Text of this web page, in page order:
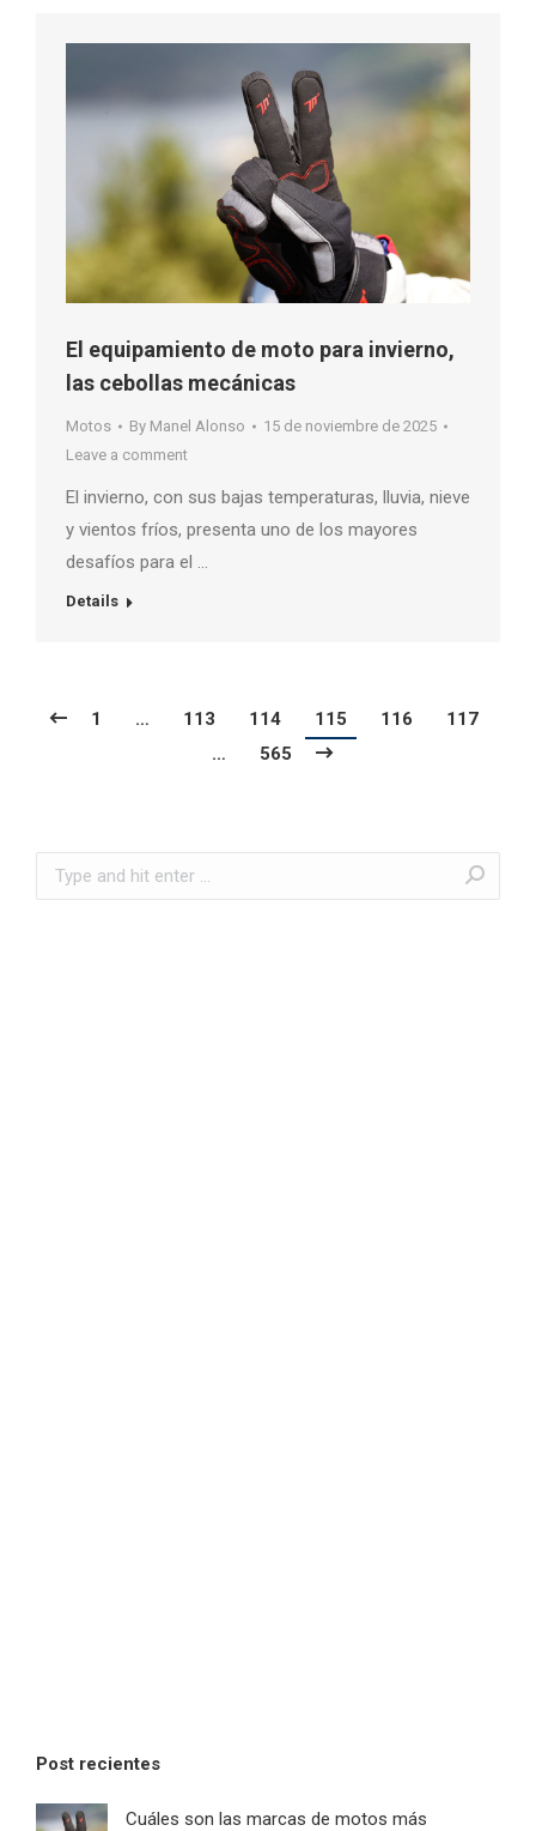
El equipamiento de moto para invierno,
las cebollas mecánicas
Motos By Manel Alonso
15 de noviembre de 2025
Leave a comment
El invierno, con sus bajas temperaturas, lluvia, nieve
y vientos fríos, presenta uno de los mayores
desafíos para el …
Details
1 … 113 114 115 116
117
…
565
Search:
Post recientes
Cuáles son las marcas de motos más